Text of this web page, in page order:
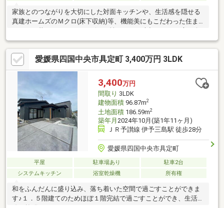
家族とのつながりを大切にした対面キッチンや、生活感を隠せる
真建ホームズのＭクロ(床下収納)等、機能美にもこだわった住ま
けたお家となっております。-間取り-3LDK＋WIC＋床下収納＋駐
車2台所在地：四国中央市具定町【住宅ローン仮審査もご相談
OK！】「住宅ローン、通るか不安...」そんな方もご安心くださ
い！□金融機関ご紹介可能□事前に資金計画のご相談も可能です専
門スタッフが一からサポート致しますので初めてのマイホーム購
入でも安心してご相談下さい！
愛媛県四国中央市具定町 3,400万円 3LDK
3,400万円
間取り 3LDK
建物面積96.87m2
土地面積186.59m2
築年月 2024年10月(築1年11ヶ月)
ＪＲ予讃線 伊予三島駅 徒歩28分
愛媛県四国中央市具定町
平屋 駐車場あり
駐車2台
システムキッチン
浴室乾燥機 所有権
和をふんだんに盛り込み、落ち着いた空間で過ごすことができま
す♪１．５階建てのためほぼ１階完結で過ごすことができ、生活同